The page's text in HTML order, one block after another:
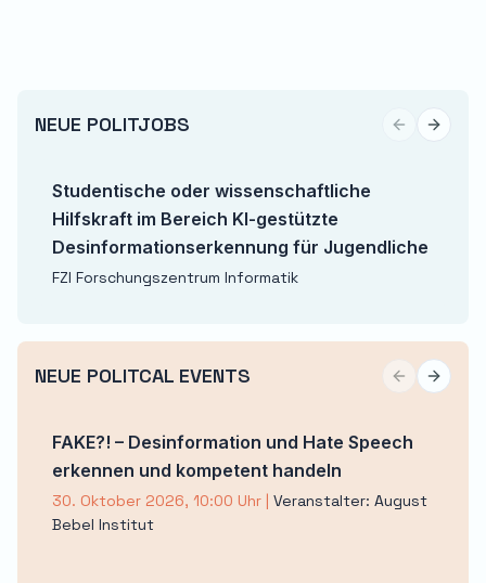
NEUE POLITJOBS Previous
Next
Studentische oder wissenschaftliche
Hilfskraft im Bereich KI-gestützte
Desinformationserkennung für Jugendliche
FZI Forschungszentrum Informatik
NEUE POLITCAL EVENTS Previous
Next
FAKE?! – Desinformation und Hate Speech
erkennen und kompetent handeln
30. Oktober 2026, 10:00 Uhr | Veranstalter: August
Bebel Institut